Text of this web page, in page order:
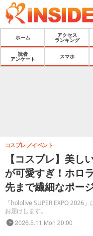
ホーム
アクセス
ランキング
読者
アンケート
スマホ
【コスプレ】美し
が可愛すぎ！ホロ
先まで繊細なポー
「hololive SUPER EXPO 2026
お届けします。
コスプレ イベント
2026.5.11 Mon 20:00